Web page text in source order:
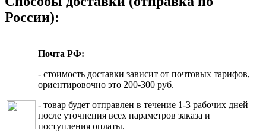
России):
Почта РФ:
- стоимость доставки зависит от почтовых тарифов,
ориентировочно это 200-300 руб.
- товар будет отправлен в течение 1-3 рабочих дней
после уточнения всех параметров заказа и
поступления оплаты.